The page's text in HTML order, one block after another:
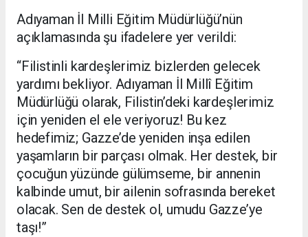
Adıyaman İl Milli Eğitim Müdürlüğü’nün
açıklamasında şu ifadelere yer verildi:
“Filistinli kardeşlerimiz bizlerden gelecek
yardımı bekliyor. Adıyaman İl Millî Eğitim
Müdürlüğü olarak, Filistin’deki kardeşlerimiz
için yeniden el ele veriyoruz! Bu kez
hedefimiz; Gazze’de yeniden inşa edilen
yaşamların bir parçası olmak. Her destek, bir
çocuğun yüzünde gülümseme, bir annenin
kalbinde umut, bir ailenin sofrasında bereket
olacak. Sen de destek ol, umudu Gazze’ye
taşı!”